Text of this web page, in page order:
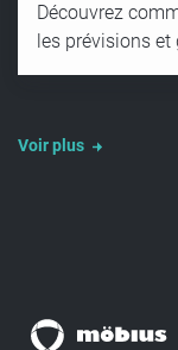
Découvrez
les prévisions
Voir plus